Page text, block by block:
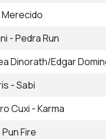
Merecido
- Pedra Run
Dinorath/Edgar
- Sabi
Cuxi - Karma
Fire